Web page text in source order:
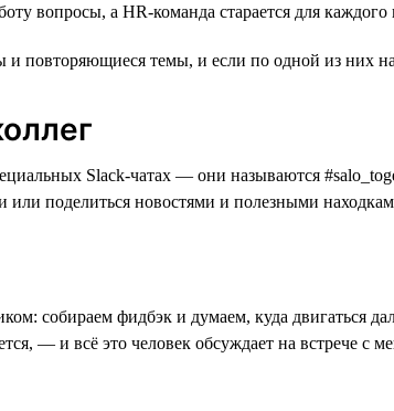
вопросы, а HR-команда старается для
повторяющиеся темы, и если по одной из них
Slack-чатах — они называются
поделиться новостями и полезными
собираем фидбэк и думаем, куда двигаться
— и всё это человек обсуждает на встрече с